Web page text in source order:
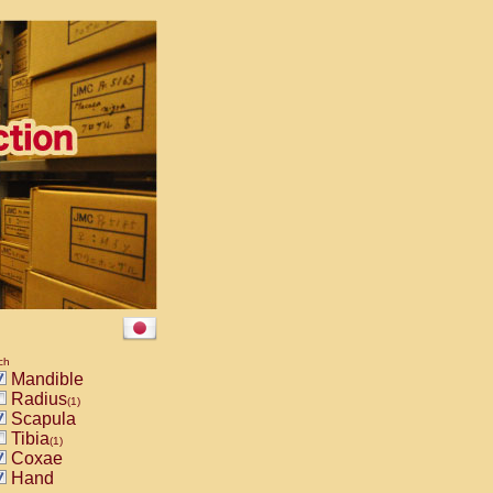
Mandible
Radius(1)
Scapula
Tibia(1)
Coxae
Hand